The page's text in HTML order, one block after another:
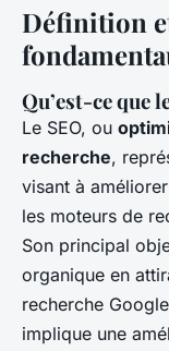
Définition
Qu’est-ce que
Le SEO, ou
recherche,
visant à
les moteurs de
Son principal
organique en
recherche
implique une